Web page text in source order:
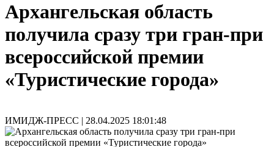
Архангельская область
получила сразу три гран-при
всероссийской премии
«Туристические города»
ИМИДЖ-ПРЕСС | 28.04.2025 18:01:48